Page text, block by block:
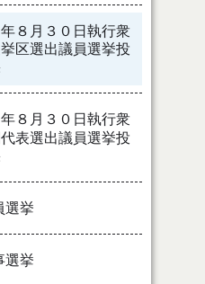
８月３０日執行衆
区選出議員選挙投
８月３０日執行衆
表選出議員選挙投
選挙
選挙